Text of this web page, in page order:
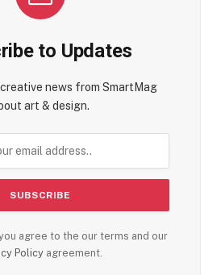
to Updates
news from SmartMag
art & design.
agree to the our terms and our
Policy agreement.